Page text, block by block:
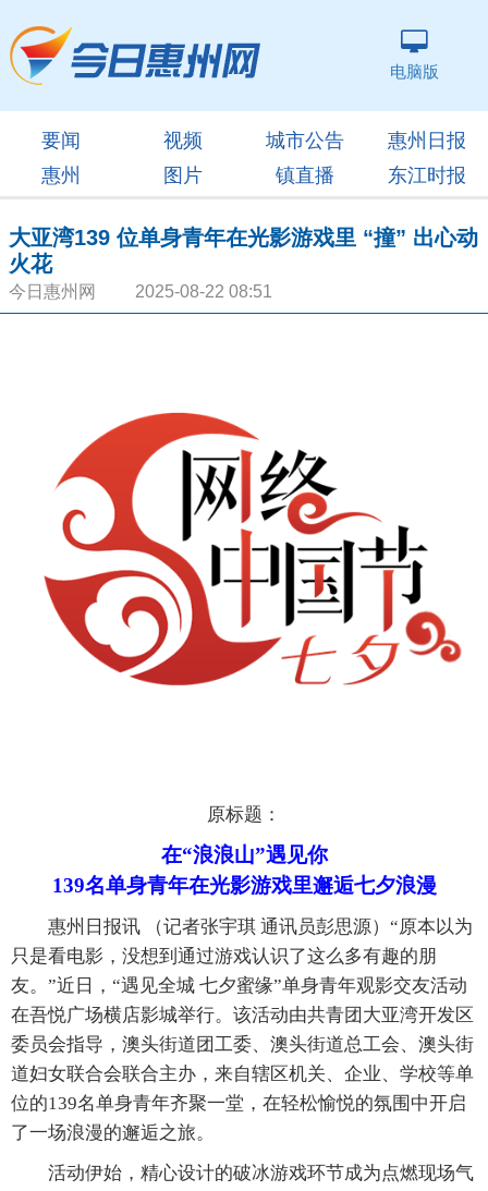
电脑版
要闻 视频 城市公告
惠州日报
惠州
图片 镇直播 东江时报
大亚湾139 位单身青年在光影游戏里 “撞” 出心动
火花
今日惠州网 2025-08-22 08:51
原标题：
在“浪浪山”遇见你
139名单身青年在光影游戏里邂逅七夕浪漫
惠州日报讯 （记者张宇琪 通讯员彭思源）“原本以为
只是看电影，没想到通过游戏认识了这么多有趣的朋
友。”近日，“遇见全城 七夕蜜缘”单身青年观影交友活动
在吾悦广场横店影城举行。该活动由共青团大亚湾开发区
委员会指导，澳头街道团工委、澳头街道总工会、澳头街
道妇女联合会联合主办，来自辖区机关、企业、学校等单
位的139名单身青年齐聚一堂，在轻松愉悦的氛围中开启
了一场浪漫的邂逅之旅。
活动伊始，精心设计的破冰游戏环节成为点燃现场气